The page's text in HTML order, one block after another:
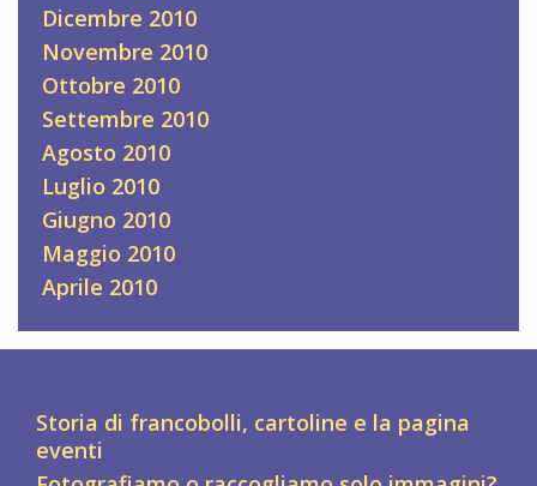
Dicembre 2010
Novembre 2010
Ottobre 2010
Settembre 2010
Agosto 2010
Luglio 2010
Giugno 2010
Maggio 2010
Aprile 2010
Storia di francobolli, cartoline e la pagina
eventi